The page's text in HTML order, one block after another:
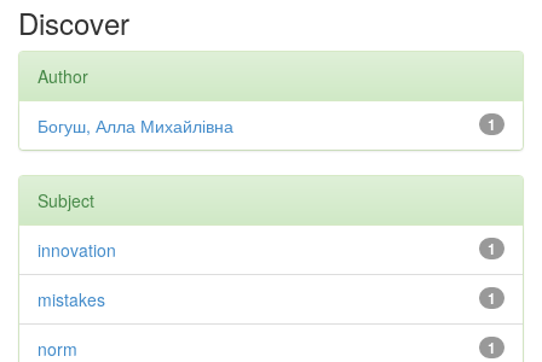
Discover
Author
1
Богуш, Алла Михайлівна
Subject
1
innovation
1
mistakes
1
norm